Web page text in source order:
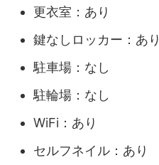
更衣室：あり
鍵なしロッカー：あり
駐車場：なし
駐輪場：なし
WiFi：あり
セルフネイル：あり